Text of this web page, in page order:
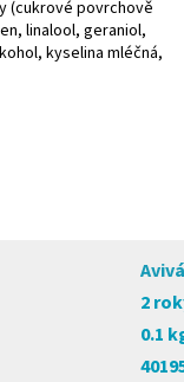
(cukrové povrchově
linalool, geraniol,
kyselina mléčná,
2
0.1